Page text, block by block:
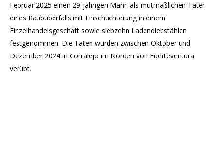
Februar 2025 einen 29-jährigen Mann als mutmaßlichen Täter
eines Raubüberfalls mit Einschüchterung in einem
Einzelhandelsgeschäft sowie siebzehn Ladendiebstählen
festgenommen. Die Taten wurden zwischen Oktober und
Dezember 2024 in Corralejo im Norden von Fuerteventura
verübt.